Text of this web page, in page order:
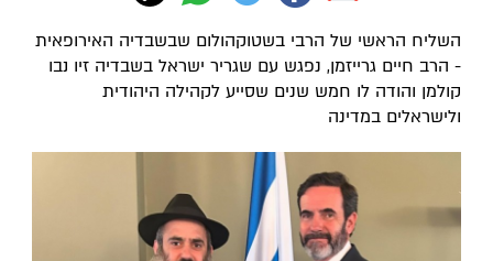
השליח הראשי של הרבי בשטוקהולום שבשבדיה האירופאית
- הרב חיים גרייזמן, נפגש עם שגריר ישראל בשבדיה זיו נבו
קולמן והודה לו חמש שנים שסייע לקהילה היהודית
ולישראלים במדינה